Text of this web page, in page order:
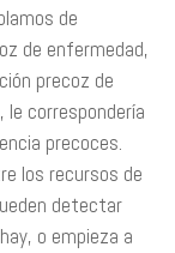
de
de enfermedad,
precoz de
correspondería
precoces.
los recursos de
detectar
o empieza a